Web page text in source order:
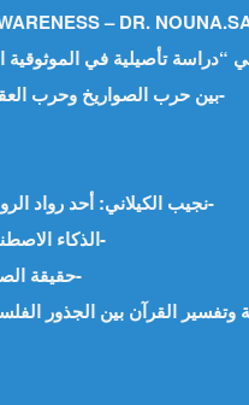
– DR.
بين حرب الصواريخ وحرب العقول: من العنف المادي إلى العنف الرمزي -د. نونة صماري-الجزائر-
نجيب الكيلاني: أحد رواد الرواية التاريخية ومنظري الأدب الإسلامي -د. وجيه يعقوب السيد-مصر-
الذكاء الاصطناعي مدخل لتطوير إدارة الموارد البشرية -د. معاذ عليوي-فلسطين-
حقيقة الصفات الإلهية وإثبات مشروعية مسماها -د. محمد السيد محمد-مصر-